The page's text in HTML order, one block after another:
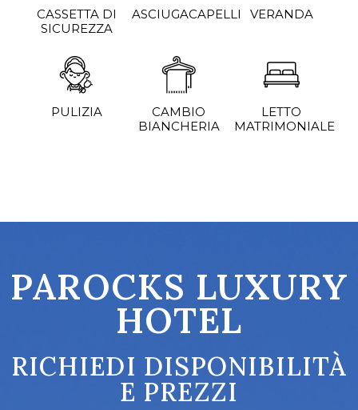
CASSETTA DI
SICUREZZA
ASCIUGACAPELLI VERANDA
PULIZIA
CAMBIO
BIANCHERIA
LETTO
MATRIMONIALE
PAROCKS LUXURY
HOTEL
RICHIEDI DISPONIBILITÀ
E PREZZI